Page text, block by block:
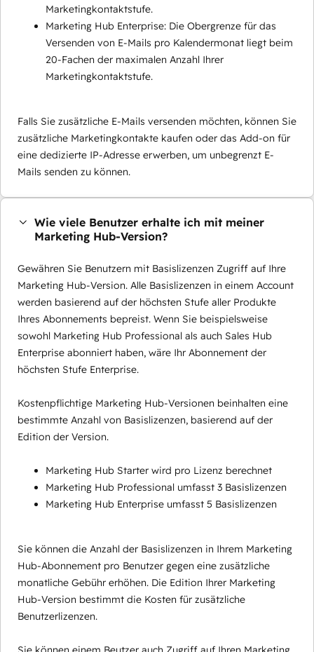
Marketingkontaktstufe.
Marketing Hub Enterprise: Die Obergrenze für das
Versenden von E-Mails pro Kalendermonat liegt beim
20-Fachen der maximalen Anzahl Ihrer
Marketingkontaktstufe.
Falls Sie zusätzliche E-Mails versenden möchten, können Sie
zusätzliche Marketingkontakte kaufen oder das Add-on für
eine dedizierte IP-Adresse erwerben, um unbegrenzt E-
Mails senden zu können.
Wie viele Benutzer erhalte ich mit meiner
Marketing Hub-Version?
Gewähren Sie Benutzern mit Basislizenzen Zugriff auf Ihre
Marketing Hub-Version. Alle Basislizenzen in einem Account
werden basierend auf der höchsten Stufe aller Produkte
Ihres Abonnements bepreist. Wenn Sie beispielsweise
sowohl Marketing Hub Professional als auch Sales Hub
Enterprise abonniert haben, wäre Ihr Abonnement der
höchsten Stufe Enterprise.
Kostenpflichtige Marketing Hub-Versionen beinhalten eine
bestimmte Anzahl von Basislizenzen, basierend auf der
Edition der Version.
Marketing Hub Starter wird pro Lizenz berechnet
Marketing Hub Professional umfasst 3 Basislizenzen
Marketing Hub Enterprise umfasst 5 Basislizenzen
Sie können die Anzahl der Basislizenzen in Ihrem Marketing
Hub-Abonnement pro Benutzer gegen eine zusätzliche
monatliche Gebühr erhöhen. Die Edition Ihrer Marketing
Hub-Version bestimmt die Kosten für zusätzliche
Benutzerlizenzen.